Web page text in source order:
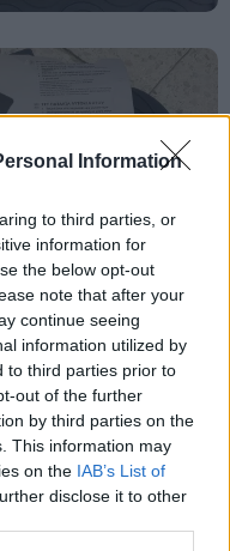
Information
to third parties, or
information for
the below opt-out
note that after your
continue seeing
information utilized by
to third parties prior to
out of the further
by third parties on the
This information may
on the IAB’s List of
disclose it to other